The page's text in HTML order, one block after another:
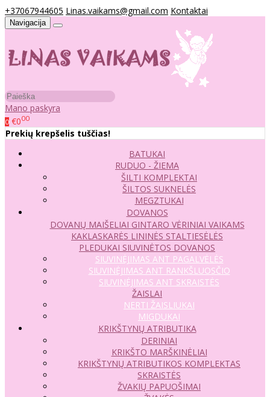
+37067944605 Linas.vaikams@gmail.com Kontaktai
Navigacija
Mano paskyra
0 €000
Prekių krepšelis tuščias!
BATUKAI
RUDUO - ŽIEMA
ŠILTI KOMPLEKTAI
ŠILTOS SUKNELĖS
MEGZTUKAI
DOVANOS
DOVANŲ MAIŠELIAI GINTARO VĖRINIAI VAIKAMS
KAKLASKARĖS LININĖS STALTIESĖLĖS
PLEDUKAI SIUVINĖTOS DOVANOS
SIUVINĖJIMAS ANT PAGALVĖLĖS
SIUVINĖJIMAS ANT RANKŠLUOSČIO
SIUVINĖJIMAS ANT SKRAISTĖS
ŽAISLAI
NERTI ŽAISLIUKAI
MIGDUKAI
KRIKŠTYNŲ ATRIBUTIKA
DERINIAI
KRIKŠTO MARŠKINĖLIAI
KRIKŠTYNŲ ATRIBUTIKOS KOMPLEKTAS
SKRAISTĖS
ŽVAKIŲ PAPUOŠIMAI